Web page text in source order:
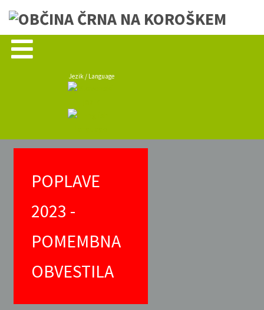
Jezik / Language
POPLAVE
2023 -
POMEMBNA
OBVESTILA